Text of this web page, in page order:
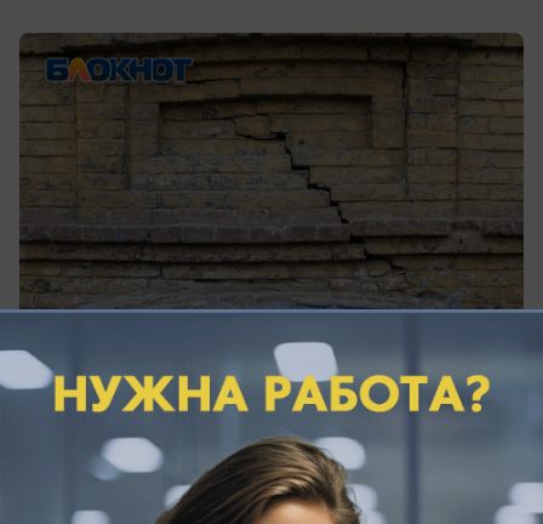
На стенах можно рассмотреть трещины. Увы, это
позор Ростова.